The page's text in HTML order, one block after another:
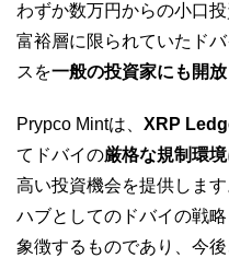
わずか数万円からの小口
富裕層に限られていたド
スを一般の投資家にも開放
Prypco Mintは、 XRP
てドバイの厳格な規制環境
高い投資機会を提供しま
ハブとしてのドバイの戦
象徴するものであり、今